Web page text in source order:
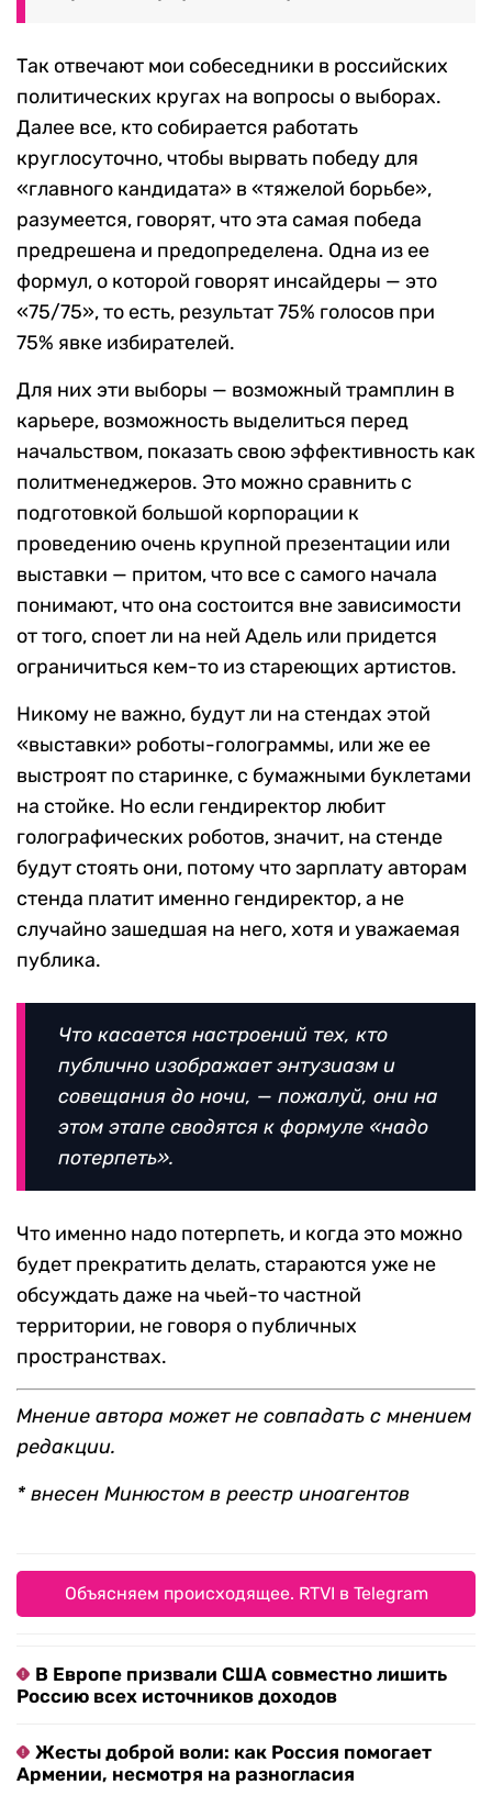
Так отвечают мои собеседники в российских
политических кругах на вопросы о выборах.
Далее все, кто собирается работать
круглосуточно, чтобы вырвать победу для
«главного кандидата» в «тяжелой борьбе»,
разумеется, говорят, что эта самая победа
предрешена и предопределена. Одна из ее
формул, о которой говорят инсайдеры — это
«75/75», то есть, результат 75% голосов при
75% явке избирателей.
Для них эти выборы — возможный трамплин в
карьере, возможность выделиться перед
начальством, показать свою эффективность как
политменеджеров. Это можно сравнить с
подготовкой большой корпорации к
проведению очень крупной презентации или
выставки — притом, что все с самого начала
понимают, что она состоится вне зависимости
от того, споет ли на ней Адель или придется
ограничиться кем-то из стареющих артистов.
Никому не важно, будут ли на стендах этой
«выставки» роботы-голограммы, или же ее
выстроят по старинке, с бумажными буклетами
на стойке. Но если гендиректор любит
голографических роботов, значит, на стенде
будут стоять они, потому что зарплату авторам
стенда платит именно гендиректор, а не
случайно зашедшая на него, хотя и уважаемая
публика.
Что касается настроений тех, кто
публично изображает энтузиазм и
совещания до ночи, — пожалуй, они на
этом этапе сводятся к формуле «надо
потерпеть».
Что именно надо потерпеть, и когда это можно
будет прекратить делать, стараются уже не
обсуждать даже на чьей-то частной
территории, не говоря о публичных
пространствах.
Мнение автора может не совпадать с мнением
редакции.
* внесен Минюстом в реестр иноагентов
Объясняем происходящее. RTVI в Telegram
В Европе призвали США совместно лишить
Россию всех источников доходов
Жесты доброй воли: как Россия помогает
Армении, несмотря на разногласия